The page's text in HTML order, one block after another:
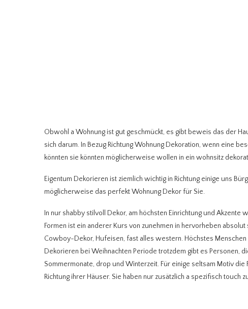
Obwohl a Wohnung ist gut geschmückt, es gibt beweis das der
sich darum. In Bezug Richtung Wohnung Dekoration, wenn eine
könnten sie könnten möglicherweise wollen in ein wohnsitz
Eigentum Dekorieren ist ziemlich wichtig in Richtung einige uns
möglicherweise das perfekt Wohnung Dekor für Sie.
In nur shabby stilvoll Dekor, am höchsten Einrichtung und
Formen ist ein anderer Kurs von zunehmen in hervorheben
Cowboy-Dekor, Hufeisen, fast alles western. Höchstes Menschen
Dekorieren bei Weihnachten Periode trotzdem gibt es Personen,
Sommermonate, drop und Winterzeit. Für einige seltsam Motiv
Richtung ihrer Häuser. Sie haben nur zusätzlich a spezifisch touch